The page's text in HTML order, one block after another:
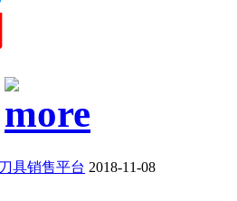
具销售平台 2018-11-08